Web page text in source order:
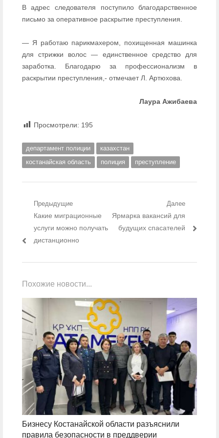
В адрес следователя поступило благодарственное
письмо за оперативное раскрытие преступления.
— Я работаю парикмахером, похищенная машинка
для стрижки волос — единственное средство для
заработка. Благодарю за профессионализм в
раскрытии преступления,- отмечает Л. Артюхова.
Лаура Ажибаева
Просмотрели: 195
департамент полиции
казахстан
костанайская область
полиция преступление
Навигация по записям
Предыдущие
Предыдущий пост:
Какие миграционные
услуги можно получать
дистанционно
Далее
Следующий пост:
Ярмарка вакансий для
будущих спасателей
Похожие новости...
Бизнесу Костанайской области разъяснили
правила безопасности в преддверии